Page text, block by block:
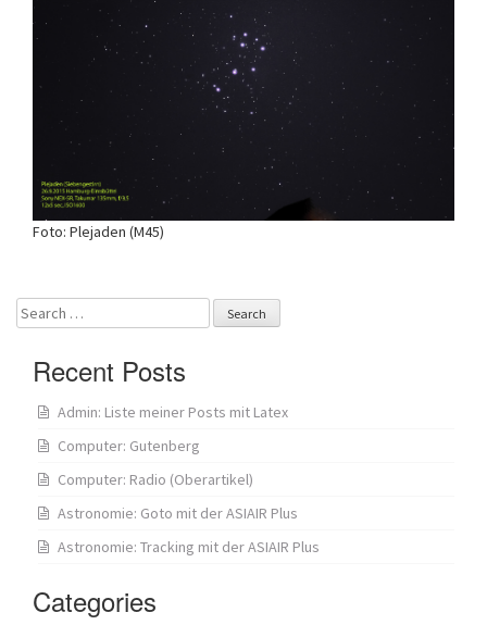
Foto: Plejaden (M45)
Search
for:
Recent Posts
Admin: Liste meiner Posts mit Latex
Computer: Gutenberg
Computer: Radio (Oberartikel)
Astronomie: Goto mit der ASIAIR Plus
Astronomie: Tracking mit der ASIAIR Plus
Categories